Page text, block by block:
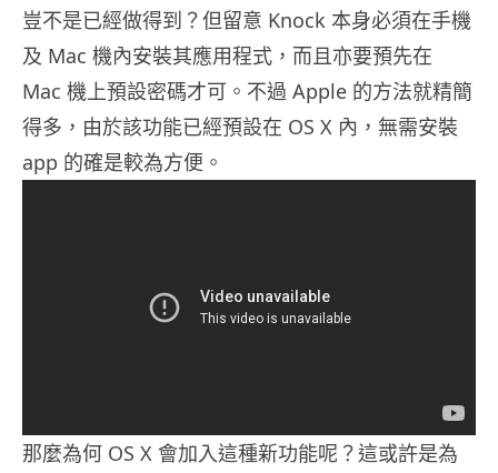
豈不是已經做得到？但留意 Knock 本身必須在手機
及 Mac 機內安裝其應用程式，而且亦要預先在
Mac 機上預設密碼才可。不過 Apple 的方法就精簡
得多，由於該功能已經預設在 OS X 內，無需安裝
app 的確是較為方便。
那麼為何 OS X 會加入這種新功能呢？這或許是為